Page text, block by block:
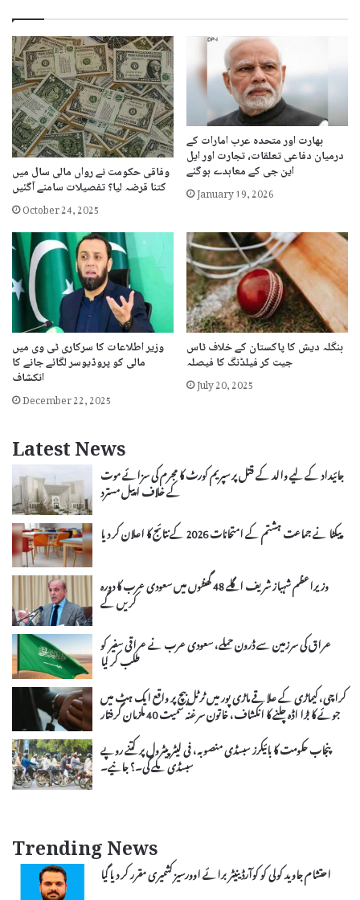
وفاقی حکومت نے رواں مالی سال میں
کتنا قرضہ لیا؟ تفصیلات سامنے آگئیں
October 24, 2025
بھارت اور متحدہ عرب امارات کے
درمیان دفاعی تعلقات، تجارت اور ایل
این جی کے معاہدے ہوگئے
January 19, 2026
وزیر اطلاعات کا سرکاری ٹی وی میں
مالی کو پروڈیوسر لگائے جانے کا
انکشاف
December 22, 2025
بنگلہ دیش کا پاکستان کے خلاف ٹاس
جیت کر فیلڈنگ کا فیصلہ
July 20, 2025
Latest News
جائیداد کے لیے والد کے قتل پر سپریم کورٹ کا مجرم کی سزائے موت
کے خلاف اپیل مسترد
پیکٹا نے جماعت ہشتم کے امتحانات 2026 کے نتائج کا اعلان کر دیا
وزیراعظم شہباز شریف اگلے 48 گھنٹوں میں سعودی عرب کا دورہ
کریں گے
عراق کی سرزمین سے ڈرون حملے، سعودی عرب نے عراقی سفیر کو
طلب کر لیا
کراچی، کیماڑی کے علاقے ماڑی پور میں ٹرٹل بیچ پر واقع ایک ہٹ میں
جوئے کا بڑا اڈہ چلنے کا انکشاف، خاتون سرغنہ سمیت 40 ملزمان گرفتار
پنجاب حکومت کا بائیکرز سبسڈی منصوبہ، فی لیٹر پیٹرول پر کتنے روپے
سبسڈی ملے گی۔؟ جانیے۔
Trending News
احتشام جاوید کولی کو کوآرڈینیٹر برائے اوورسیز کشمیری مقرر کر دیا گیا